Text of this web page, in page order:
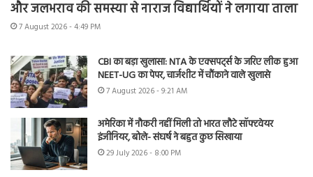
और जलभराव की समस्या से नाराज विद्यार्थियों ने लगाया ताला
7 August 2026 - 4:49 PM
CBI का बड़ा खुलासा: NTA के एक्सपर्ट्स के जरिए लीक हुआ
NEET-UG का पेपर, चार्जशीट में चौंकाने वाले खुलासे
7 August 2026 - 9:21 AM
अमेरिका में नौकरी नहीं मिली तो भारत लौटे सॉफ्टवेयर
इंजीनियर, बोले- संघर्ष ने बहुत कुछ सिखाया
29 July 2026 - 8:00 PM